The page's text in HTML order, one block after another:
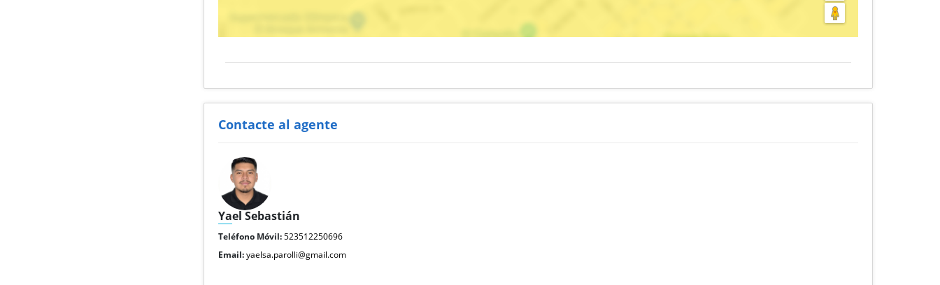
Contacte al agente
Yael Sebastián
Teléfono Móvil:523512250696
Email:yaelsa.parolli@gmail.com